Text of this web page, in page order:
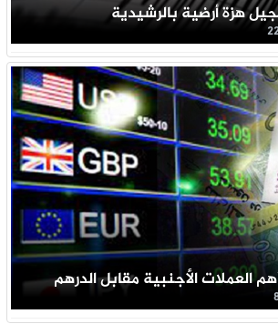
هزة أرضية بالرشيدية
العملات الأجنبية مقابل الدرهم